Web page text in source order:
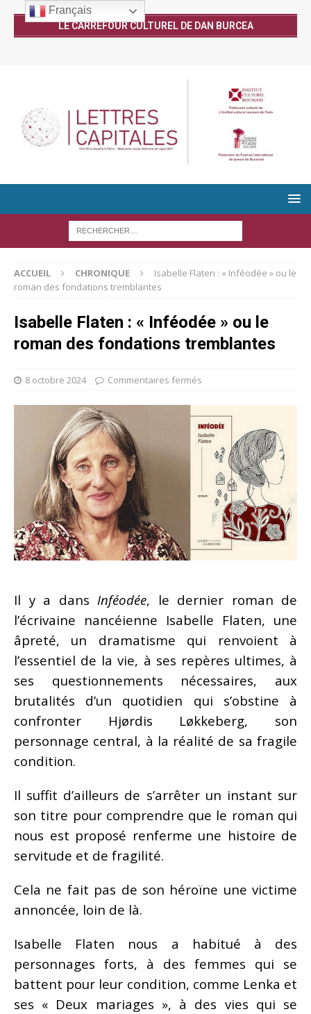
LE CARREFOUR CULTUREL DE DAN BURCEA
ACCUEIL CHRONIQUE
Isabelle Flaten : « Inféodée » ou le
roman des fondations tremblantes
Isabelle Flaten : « Inféodée » ou le
roman des fondations tremblantes
8 octobre 2024 Commentaires fermés
Il y a dans Inféodée, le dernier roman de
l’écrivaine nancéienne Isabelle Flaten, une
âpreté, un dramatisme qui renvoient à
l’essentiel de la vie, à ses repères ultimes, à
ses questionnements nécessaires, aux
brutalités d’un quotidien qui s’obstine à
confronter Hjørdis Løkkeberg, son
personnage central, à la réalité de sa fragile
condition.
Il suffit d’ailleurs de s’arrêter un instant sur
son titre pour comprendre que le roman qui
nous est proposé renferme une histoire de
servitude et de fragilité.
Cela ne fait pas de son héroïne une victime
annoncée, loin de là.
Isabelle Flaten nous a habitué à des
personnages forts, à des femmes qui se
battent pour leur condition, comme Lenka et
ses « Deux mariages », à des vies qui se
Français